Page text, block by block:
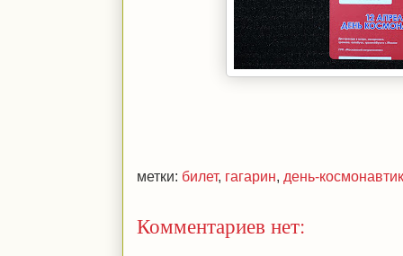
метки: билет, гагарин день-
Комментариев нет: